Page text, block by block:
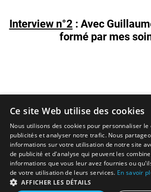
Interview n°2 : Avec
formé par mes
mentions légales|cgv
Ce site Web utilise des cookies
Nous utilisons des cookies pour personnaliser le
publicités et analyser notre trafic. Nous
informations sur votre utilisation de notre site
de publicité et d'analyse qui peuvent les
informations que vous leur avez fournies ou
de votre utilisation de leurs services. En savoir
AFFICHER LES DÉTAILS